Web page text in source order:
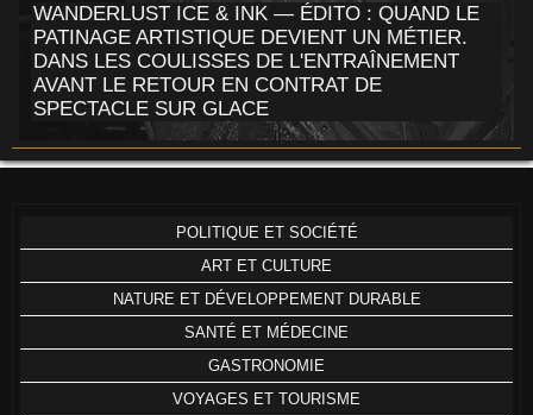
WANDERLUST ICE & INK — ÉDITO : QUAND LE
PATINAGE ARTISTIQUE DEVIENT UN MÉTIER.
DANS LES COULISSES DE L'ENTRAÎNEMENT
AVANT LE RETOUR EN CONTRAT DE
SPECTACLE SUR GLACE
POLITIQUE ET SOCIÉTÉ
ART ET CULTURE
NATURE ET DÉVELOPPEMENT DURABLE
SANTÉ ET MÉDECINE
GASTRONOMIE
VOYAGES ET TOURISME